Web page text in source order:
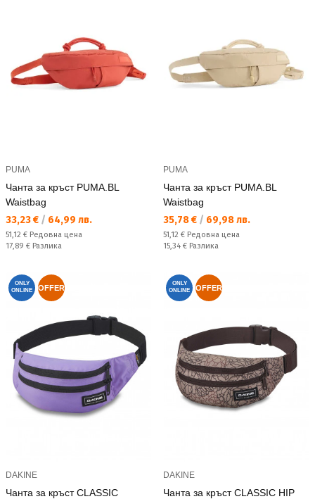
PUMA
Чанта за кръст PUMA.BL
Waistbag
Текуща цена:
33,23 € / 64,99 лв.
Редовна цена:
51,12 € Редовна цена
Спестявате:
17,89 € Разлика
PUMA
Чанта за кръст PUMA.BL
Waistbag
Текуща цена:
35,78 € / 69,98 лв.
Редовна цена:
51,12 € Редовна цена
Спестявате:
15,34 € Разлика
ONLY
ONLINE
OFFER
DAKINE
Чанта за кръст CLASSIC
ONLY
ONLINE
OFFER
DAKINE
Чанта за кръст CLASSIC HIP